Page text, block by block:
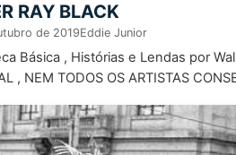
RAY BLACK
de 2019Eddie Junior
Básica , Histórias e Lendas por
, NEM TODOS OS ARTISTAS